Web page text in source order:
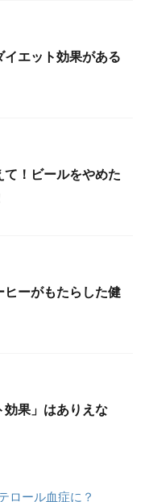
エット効果がある
！ビールをやめた
ーがもたらした健
効果」はありえな
ロール血症に？